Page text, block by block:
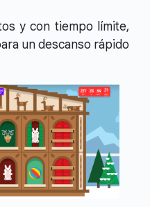
y con tiempo límite,
un descanso rápido